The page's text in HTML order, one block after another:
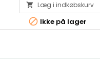
 Læg i indkøbskurv
 Ikke på lager